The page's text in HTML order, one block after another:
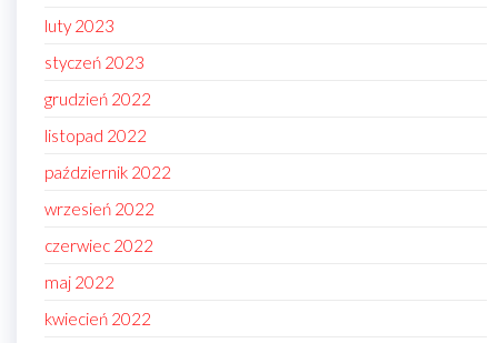
luty 2023
styczeń 2023
grudzień 2022
listopad 2022
październik 2022
wrzesień 2022
czerwiec 2022
maj 2022
kwiecień 2022